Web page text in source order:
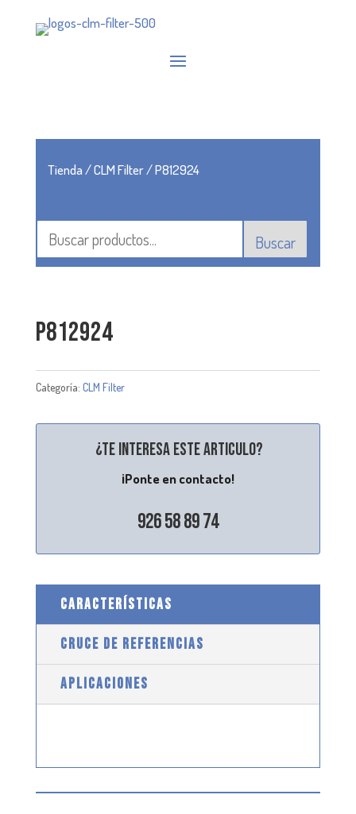
Tienda/CLM Filter/ P812924
Buscar
P812924
Categoría: CLM Filter
¿Te interesa este articulo?
¡Ponte en contacto!
926 58 89 74
CARACTERÍSTICAS
CRUCE DE REFERENCIAS
APLICACIONES